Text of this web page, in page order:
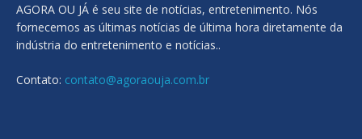
AGORA OU JÁ é seu site de notícias, entretenimento. Nós
fornecemos as últimas notícias de última hora diretamente da
indústria do entretenimento e notícias..
Contato: contato@agoraouja.com.br